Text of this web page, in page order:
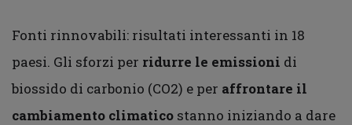
Fonti rinnovabili: risultati interessanti in 18
paesi. Gli sforzi per ridurre le emissioni di
biossido di carbonio (CO2) e per affrontare il
cambiamento climatico stanno iniziando a dare